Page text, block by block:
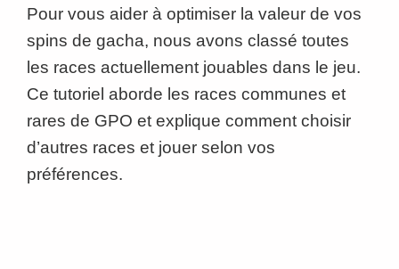
Pour vous aider à optimiser la valeur de vos
spins de gacha, nous avons classé toutes
les races actuellement jouables dans le jeu.
Ce tutoriel aborde les races communes et
rares de GPO et explique comment choisir
d’autres races et jouer selon vos
préférences.